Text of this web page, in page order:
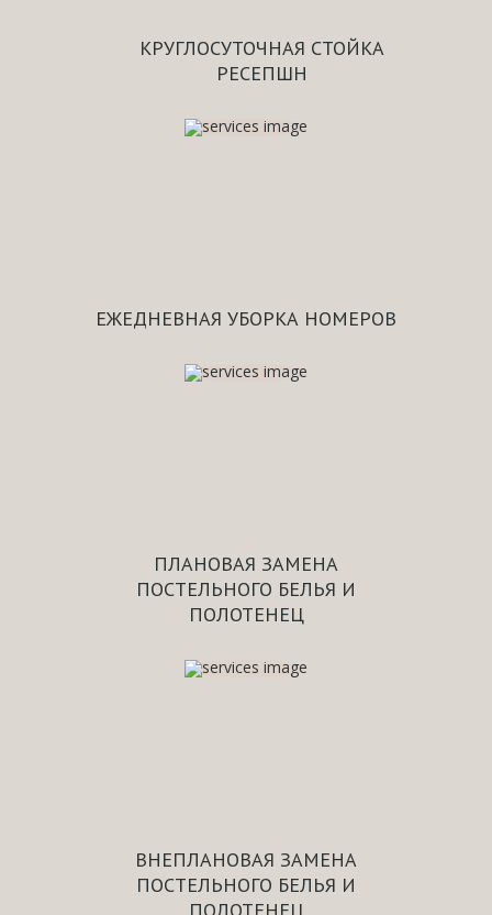
КРУГЛОСУТОЧНАЯ СТОЙКА
РЕСЕПШН
ЕЖЕДНЕВНАЯ УБОРКА НОМЕРОВ
ПЛАНОВАЯ ЗАМЕНА
ПОСТЕЛЬНОГО БЕЛЬЯ И
ПОЛОТЕНЕЦ
ВНЕПЛАНОВАЯ ЗАМЕНА
ПОСТЕЛЬНОГО БЕЛЬЯ И